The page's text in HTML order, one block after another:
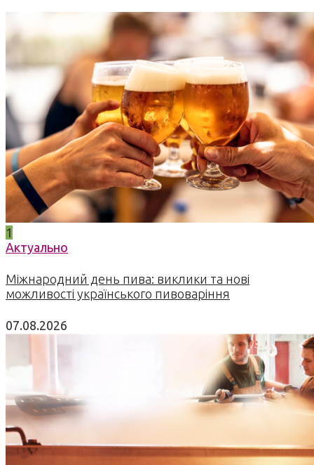
1
Актуально
Міжнародний день пива: виклики та нові
можливості українського пивоваріння
07.08.2026